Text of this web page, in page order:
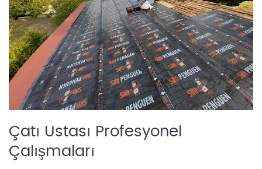
Çatı Ustası Profesyonel
Çalışmaları